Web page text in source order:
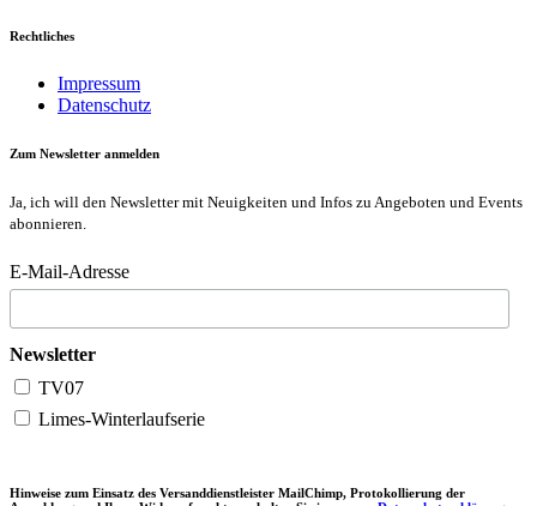
Rechtliches
Impressum
Datenschutz
Zum Newsletter anmelden
Ja, ich will den Newsletter mit Neuigkeiten und Infos zu Angeboten und Events
abonnieren.
E-Mail-Adresse
Newsletter
TV07
Limes-Winterlaufserie
Hinweise zum Einsatz des Versanddienstleister MailChimp, Protokollierung der